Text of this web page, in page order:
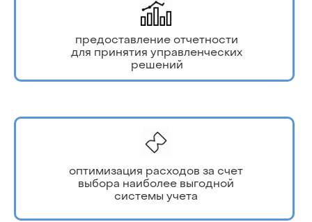
оптимизация расходов за счет
выбора наиболее выгодной
системы учета
предоставление отчетности
для принятия управленческих
решений